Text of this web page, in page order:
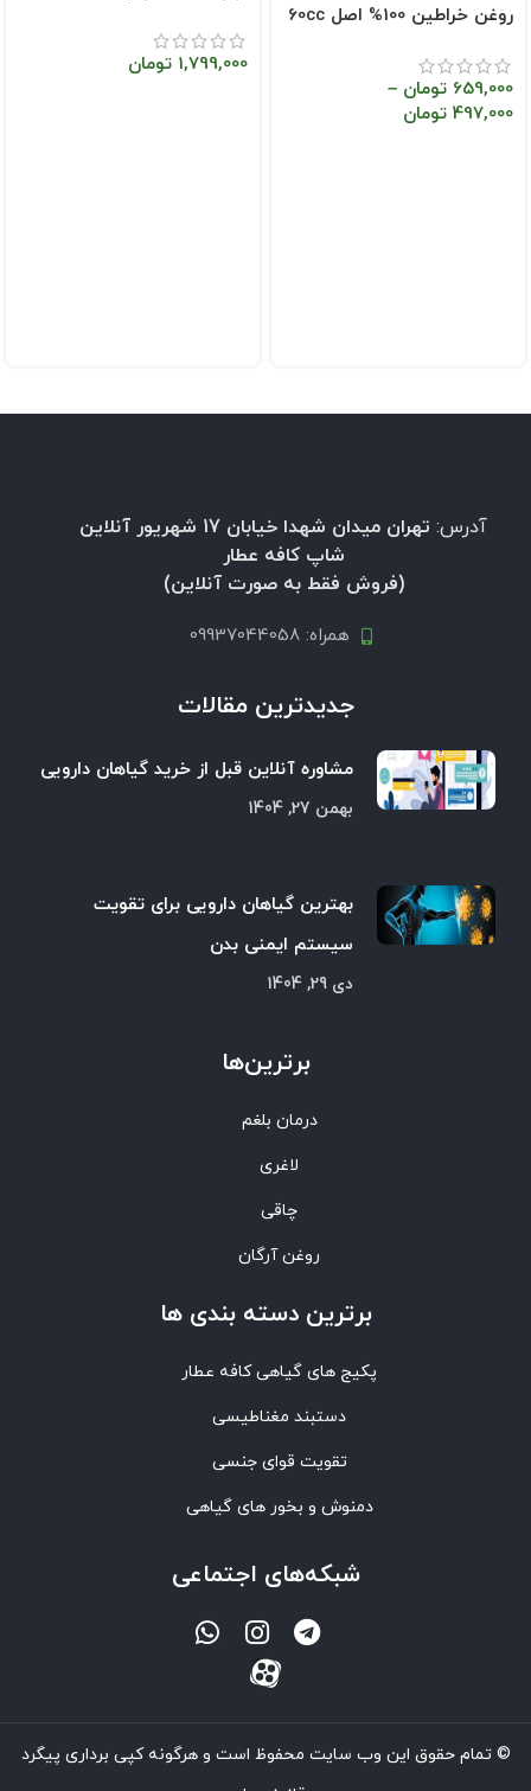
روغن خراطین 100% اصل 60cc
659,000 تومان –
497,000 تومان
1,799,000 تومان
آدرس:
تهران میدان شهدا خیابان 17 شهریور آنلاین
شاپ کافه عطار
(فروش فقط به صورت آنلاین)
همراه: 09937044058
جدیدترین مقالات
مشاوره آنلاین قبل از خرید گیاهان دارویی
بهمن 27, 1404
بهترین گیاهان دارویی برای تقویت
سیستم ایمنی بدن
دی 29, 1404
برترین‌ها
درمان بلغم
لاغری
چاقی
روغن آرگان
برترین‌ دسته بندی ها
پکیج های گیاهی کافه عطار
دستبند مغناطیسی
تقویت قوای جنسی
دمنوش و بخور های گیاهی
شبکه‌های اجتماعی
© تمام حقوق این وب سایت محفوظ است و هرگونه کپی برداری پیگرد